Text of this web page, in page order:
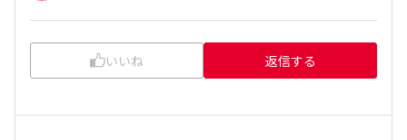
いいね 返信する